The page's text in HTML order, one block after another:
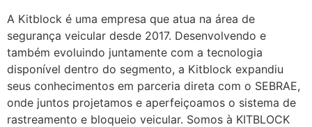
A Kitblock é uma empresa que atua na área de
segurança veicular desde 2017. Desenvolvendo e
também evoluindo juntamente com a tecnologia
disponível dentro do segmento, a Kitblock expandiu
seus conhecimentos em parceria direta com o SEBRAE,
onde juntos projetamos e aperfeiçoamos o sistema de
rastreamento e bloqueio veicular. Somos à KITBLOCK